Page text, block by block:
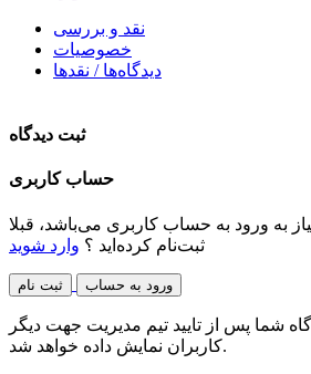
نقد و بررسی
خصوصیات
دیدگاه‌ها / نقدها
ثبت دیدگاه
حساب کاربری
به ورود به حساب کاربری می‌باشد، قبلا
ثبت‌نام کرده‌اید ؟ وارد شوید
ثبت نام ورود به حساب
شما پس از تایید تیم مدیریت جهت دیگر
کاربران نمایش داده خواهد شد.